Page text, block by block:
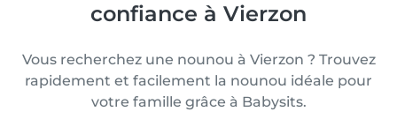
confiance à Vierzon
Vous recherchez une nounou à Vierzon ? Trouvez
rapidement et facilement la nounou idéale pour
votre famille grâce à Babysits.